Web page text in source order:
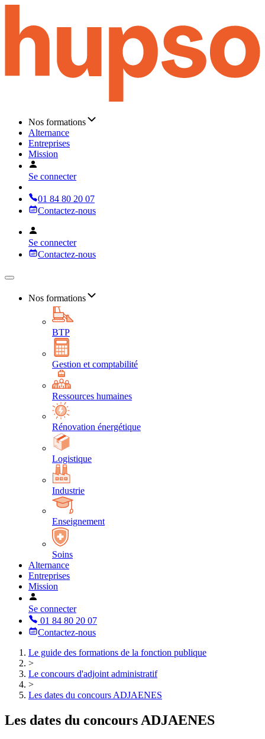
Nos formations
Alternance
Entreprises
Mission
Se connecter
01 84 80 20 07
Contactez-nous
Se connecter
Contactez-nous
Nos formations
BTP
Gestion et comptabilité
Ressources humaines
Rénovation énergétique
Logistique
Industrie
Enseignement
Soins
Alternance
Entreprises
Mission
Se connecter
01 84 80 20 07
Contactez-nous
Le guide des formations de la fonction publique
>
Le concours d'adjoint administratif
>
Les dates du concours ADJAENES
Les dates du concours ADJAENES